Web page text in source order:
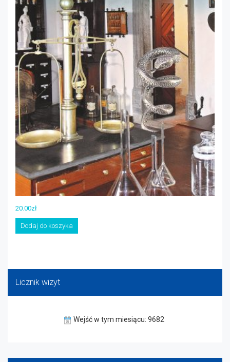
20.00zł
Dodaj do koszyka
Licznik wizyt
Wejść w tym miesiącu: 9682